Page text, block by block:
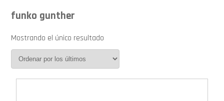
Calendario de Adviento
Cover Pop!
funko gunther
Mostrando el único resultado